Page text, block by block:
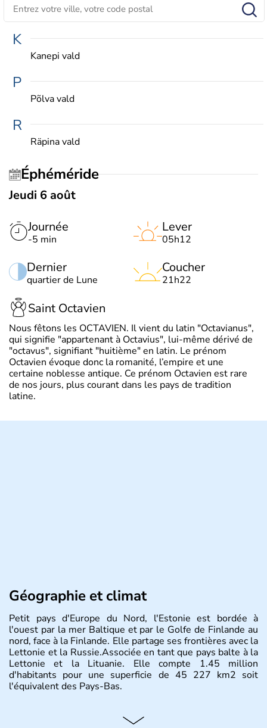
K
Kanepi vald
P
Põlva vald
R
Räpina vald
Éphéméride
Jeudi 6 août
Journée
-5 min
Dernier
quartier de Lune
Lever
05h12
Coucher
21h22
Saint Octavien
Nous fêtons les OCTAVIEN. Il vient du latin "Octavianus",
qui signifie "appartenant à Octavius", lui-même dérivé de
"octavus", signifiant "huitième" en latin. Le prénom
Octavien évoque donc la romanité, l’empire et une
certaine noblesse antique. Ce prénom Octavien est rare
de nos jours, plus courant dans les pays de tradition
latine.
Géographie et climat
Petit pays d'Europe du Nord, l'Estonie est bordée à
l'ouest par la mer Baltique et par le Golfe de Finlande au
nord, face à la Finlande. Elle partage ses frontières avec la
Lettonie et la Russie.Associée en tant que pays balte à la
Lettonie et la Lituanie. Elle compte 1.45 million
d'habitants pour une superficie de 45 227 km2 soit
l'équivalent des Pays-Bas.